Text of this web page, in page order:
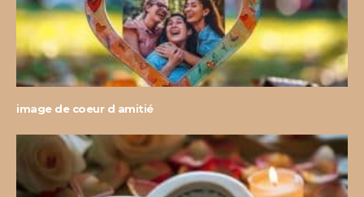
image de coeur d amitié